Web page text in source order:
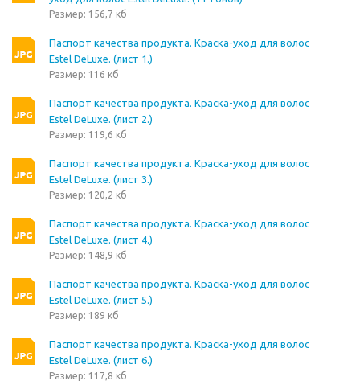
Размер: 156,7 кб
Паспорт качества продукта. Краска-уход для волос
Estel DeLuxe. (лист 1.)
Размер: 116 кб
Паспорт качества продукта. Краска-уход для волос
Estel DeLuxe. (лист 2.)
Размер: 119,6 кб
Паспорт качества продукта. Краска-уход для волос
Estel DeLuxe. (лист 3.)
Размер: 120,2 кб
Паспорт качества продукта. Краска-уход для волос
Estel DeLuxe. (лист 4.)
Размер: 148,9 кб
Паспорт качества продукта. Краска-уход для волос
Estel DeLuxe. (лист 5.)
Размер: 189 кб
Паспорт качества продукта. Краска-уход для волос
Estel DeLuxe. (лист 6.)
Размер: 117,8 кб